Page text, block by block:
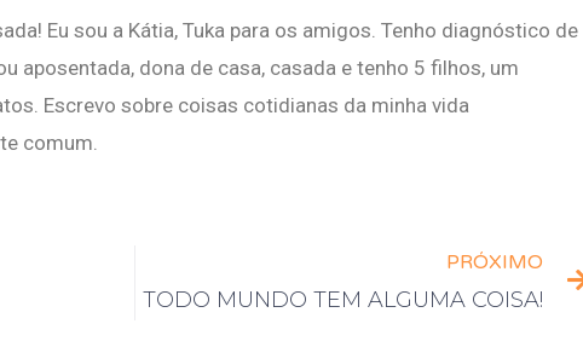
Eu sou a Kátia, Tuka para os amigos. Tenho diagnóstico de
aposentada, dona de casa, casada e tenho 5 filhos, um
Escrevo sobre coisas cotidianas da minha vida
comum.
PRÓXIMO
TODO MUNDO TEM ALGUMA COISA!